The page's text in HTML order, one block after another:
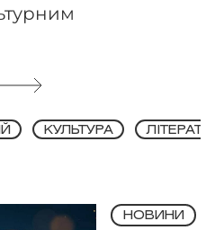
КУЛЬТУРА
НОВИНИ